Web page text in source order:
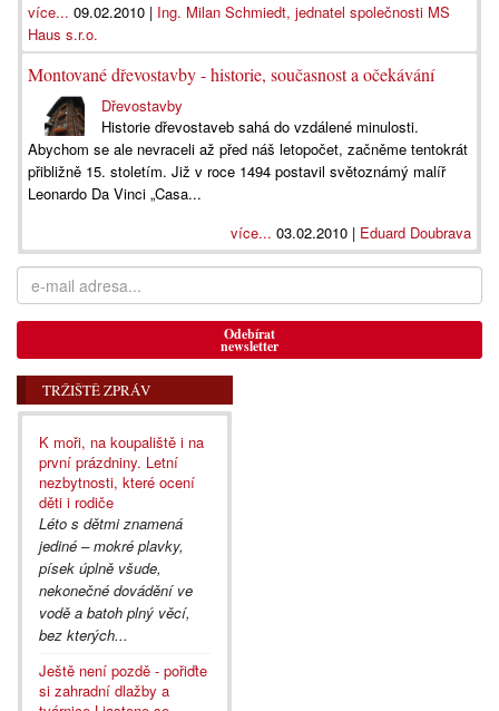
více... 09.02.2010 | Ing. Milan Schmiedt, jednatel společnosti MS
Haus s.r.o.
Montované dřevostavby - historie, současnost a očekávání
Dřevostavby
Historie dřevostaveb sahá do vzdálené minulosti.
Abychom se ale nevraceli až před náš letopočet, začněme tentokrát
přibližně 15. stoletím. Již v roce 1494 postavil světoznámý malíř
Leonardo Da Vinci „Casa...
více... 03.02.2010 | Eduard Doubrava
Odebírat
newsletter
TRŽIŠTĚ ZPRÁV
K moři, na koupaliště i na
první prázdniny. Letní
nezbytnosti, které ocení
děti i rodiče
Léto s dětmi znamená
jediné – mokré plavky,
písek úplně všude,
nekonečné dovádění ve
vodě a batoh plný věcí,
bez kterých...
Ještě není pozdě - pořiďte
si zahradní dlažby a